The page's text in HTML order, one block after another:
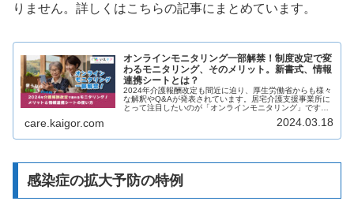
りません。詳しくはこちらの記事にまとめています。
オンラインモニタリング一部解禁！制度改定で変
わるモニタリング、そのメリット。新書式、情報
連携シートとは？
2024年介護報酬改定も間近に迫り、厚生労働省からも様々
な解釈やQ&Aが発表されています。居宅介護支援事業所に
とって注目したいのが「オンラインモニタリング」です。
care.kaigor.com 2024.03.18
感染症の拡大予防の特例